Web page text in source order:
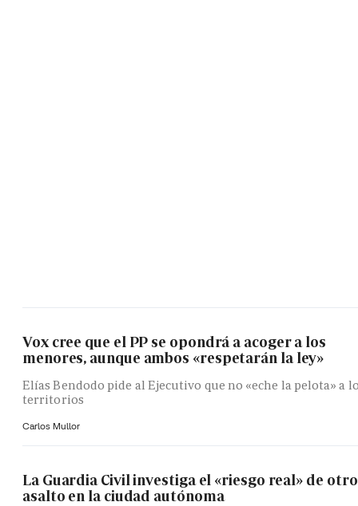
Vox cree que el PP se opondrá a acoger a los
menores, aunque ambos «respetarán la ley»
Elías Bendodo pide al Ejecutivo que no «eche la pelota» a
territorios
Carlos Mullor
La Guardia Civil investiga el «riesgo real» de otro
asalto en la ciudad autónoma